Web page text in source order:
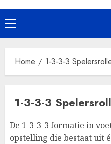
Primary
Menu
Home 1-3-3-3
1-3-3-3
De 1-3-3-3 formatie in
opstelling die bestaat uit